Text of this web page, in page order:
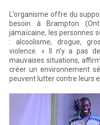
L’organisme offre du
besoin à Brampton
jamaïcaine, les personnes
: alcoolisme, drogue,
violence. « Il n’y a pas
mauvaises situations,
créer un environnement
peuvent lutter contre leurs